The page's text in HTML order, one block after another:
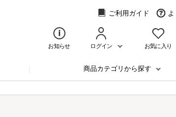
ご利用ガイド
お知らせ ログイン お気に入り
商品カテゴリから探す